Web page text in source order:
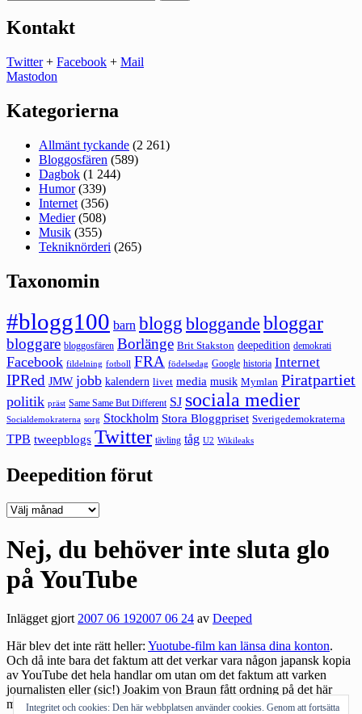
efter:
Kontakt
Twitter+ Facebook + Mail
Mastodon
Kategorierna
Allmänt tyckande (2 261)
Bloggosfären (589)
Dagbok (1 244)
Humor(339)
Internet (356)
Medier(508)
Musik (355)
Tekniknörderi (265)
Taxonomin
#blogg100 barn blogg bloggande bloggar
bloggare bloggosfären Borlänge Brit Stakston deepedition demokrati
Facebook fildelning fotboll FRA födelsedag Google historia Internet
IPRed JMW jobb kalendern livet media musik Mymlan Piratpartiet
politik präst Same Same But Different SJ sociala medier
Socialdemokraterna sorg Stockholm Stora Bloggpriset Sverigedemokraterna
TPB tweepblogs Twitter tävling tåg U2 Wikileaks
Deepedition förut
Deepedition
Nej, du behöver inte sluta glo
på YouTube
Inlägget gjort2007 06 192007 06 24 av Deeped
Här blev det inte rätt heller: Yuotube-film kan länsa dina konton.
Och då inte bara det faktum att det verkar vara någon japansk kopia
av YouTube det hela handlar om utan om det faktum att varken
journalisten eller (sic!) Joakim von Braun fått ordning på det här
med Spreadbanker A. IDGfår till det någorlunda rätt.
Integritet och cookies: Den här webbplatsen använder cookies. Genom att fortsätta